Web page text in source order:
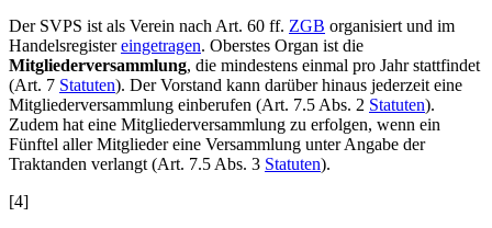
Der SVPS ist als Verein nach Art. 60 ff. ZGB organisiert und im
Handelsregistereingetragen. Oberstes Organ ist die
Mitgliederversammlung, die mindestens einmal pro Jahr stattfindet
(Art. 7 Statuten). Der Vorstand kann darüber hinaus jederzeit eine
Mitgliederversammlung einberufen (Art. 7.5 Abs. 2 Statuten).
Zudem hat eine Mitgliederversammlung zu erfolgen, wenn ein
Fünftel aller Mitglieder eine Versammlung unter Angabe der
Traktanden verlangt (Art. 7.5 Abs. 3 Statuten).
[4]